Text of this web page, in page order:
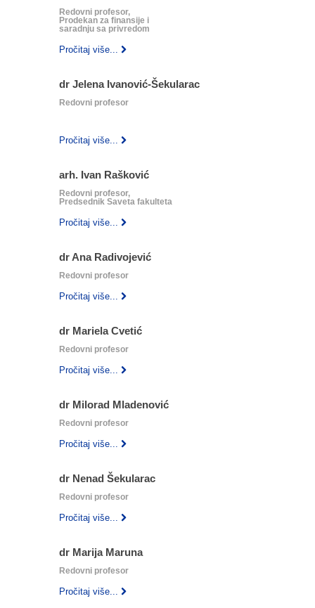
Redovni profesor,
Prodekan za finansije i
saradnju sa privredom
Pročitaj više...
dr Jelena Ivanović-Šekularac
Redovni profesor
Pročitaj više...
arh. Ivan Rašković
Redovni profesor,
Predsednik Saveta fakulteta
Pročitaj više...
dr Ana Radivojević
Redovni profesor
Pročitaj više...
dr Mariela Cvetić
Redovni profesor
Pročitaj više...
dr Milorad Mladenović
Redovni profesor
Pročitaj više...
dr Nenad Šekularac
Redovni profesor
Pročitaj više...
dr Marija Maruna
Redovni profesor
Pročitaj više...